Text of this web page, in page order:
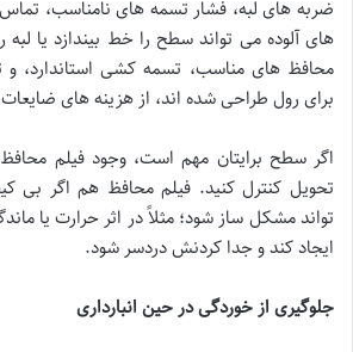
ضربه های لبه، فشار تسمه های نامناسب،
های آلوده می تواند سطح را خط بیندازد یا لبه
محافظ های مناسب، تسمه کشی استاندارد، و
برای رول طراحی شده اند، از هزینه های
اگر سطح برایتان مهم است، وجود فیلم
تحویل کنترل کنید. فیلم محافظ هم اگر بی
تواند مشکل ساز شود؛ مثلاً در اثر حرارت یا
ایجاد کند و جدا کردنش دردسر شود.
جلوگیری از خوردگی در حین انبارداری